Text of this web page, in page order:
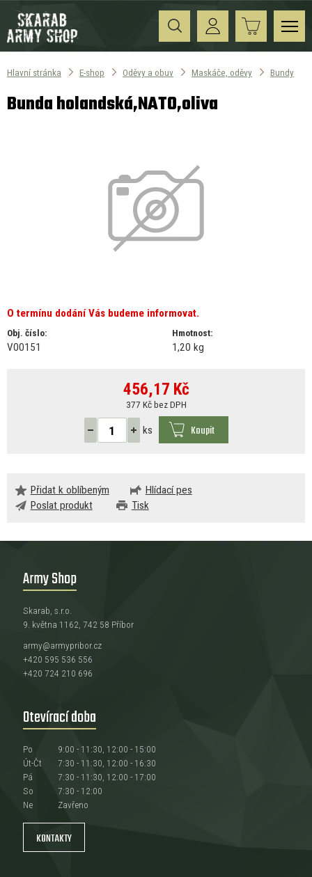
Hlavní stránka E-shop Oděvy a obuv Maskáče, oděvy Bundy
Bunda holandská,NATO,oliva
O termínu dodání Vás budeme informovat.
Obj. číslo:
V00151
Hmotnost:
1,20 kg
456,17 Kč
377 Kč bez DPH
ks Koupit
Přidat k oblíbeným
Hlídací pes
Poslat produkt
Tisk
Army Shop
Skarab, s.r.o.
9. května 1162, 742 58 Příbor
army@armypribor.cz
+420 595 536 556
+420 724 210 696
Otevírací doba
Po
9:00 - 11:30, 12:00 - 15:00
Út-Čt
7:30 - 11:30, 12:00 - 16:30
Pá
7:30 - 11:30, 12:00 - 17:00
So
7:30 - 12:00
Ne
Zavřeno
KONTAKTY